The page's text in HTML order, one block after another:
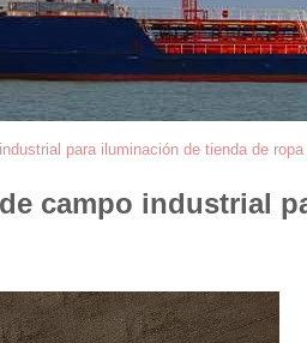
para iluminación de tienda de
campo industrial